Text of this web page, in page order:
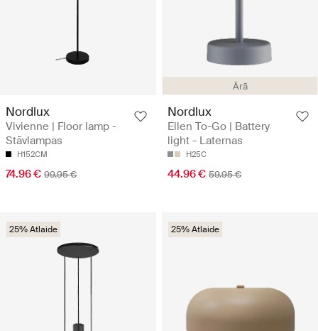
Nordlux
Vivienne | Floor lamp -
Stāvlampas
H152CM
74.96 € 99.95 €
Ārā
Nordlux
Ellen To-Go | Battery
light - Laternas
H25C
44.96 € 59.95 €
25% Atlaide 25% Atlaide